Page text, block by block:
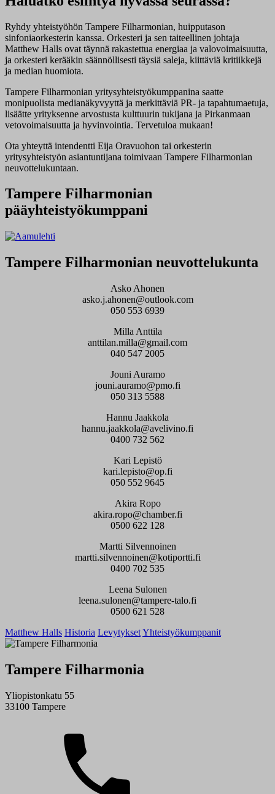
Ryhdy yhteistyöhön Tampere Filharmonian, huipputason
sinfoniaorkesterin kanssa. Orkesteri ja sen taiteellinen johtaja
Matthew Halls ovat täynnä rakastettua energiaa ja valovoimaisuutta,
ja orkesteri kerääkin säännöllisesti täysiä saleja, kiittäviä kritiikkejä
ja median huomiota.
Tampere Filharmonian yritysyhteistyökumppanina saatte
monipuolista medianäkyvyyttä ja merkittäviä PR- ja tapahtumaetuja,
lisäätte yrityksenne arvostusta kulttuurin tukijana ja Pirkanmaan
vetovoimaisuutta ja hyvinvointia. Tervetuloa mukaan!
Ota yhteyttä intendentti Eija Oravuohon tai orkesterin
yritysyhteistyön asiantuntijana toimivaan Tampere Filharmonian
neuvottelukuntaan.
Tampere Filharmonian
pääyhteistyökumppani
Tampere Filharmonian neuvottelukunta
Asko Ahonen
asko.j.ahonen@outlook.com
050 553 6939
Milla Anttila
anttilan.milla@gmail.com
040 547 2005
Jouni Auramo
jouni.auramo@pmo.fi
050 313 5588
Hannu Jaakkola
hannu.jaakkola@avelivino.fi
0400 732 562
Kari Lepistö
kari.lepisto@op.fi
050 552 9645
Akira Ropo
akira.ropo@chamber.fi
0500 622 128
Martti Silvennoinen
martti.silvennoinen@kotiportti.fi
0400 702 535
Leena Sulonen
leena.sulonen@tampere-talo.fi
0500 621 528
Matthew Halls Historia LevytyksetYhteistyökumppanit
Tampere Filharmonia
Yliopistonkatu 55
33100 Tampere